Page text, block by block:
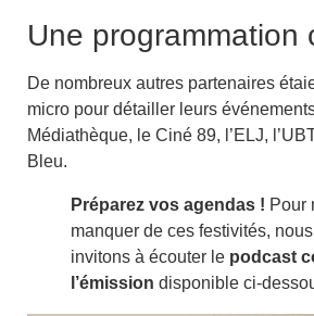
Une programmation
De nombreux autres partenaires
micro pour détailler leurs
Médiathèque, le Ciné 89, l’ELJ,
Bleu.
Préparez vos agendas ! Pour
manquer de ces festivités,
invitons à écouter le podcast
l’émission disponible ci-